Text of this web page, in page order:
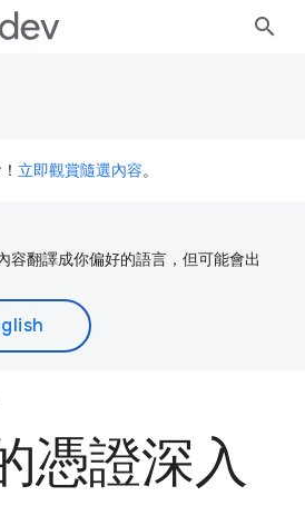
立即觀賞隨選內容。
容翻譯成你偏好的語言，但可能會出
憑證深入